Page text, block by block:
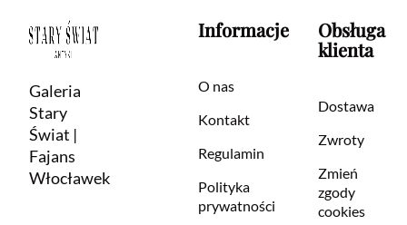
Galeria
Stary
Świat |
Fajans
Włocławek
Informacje
O nas
Kontakt
Regulamin
Polityka
prywatności
Obsługa
klienta
Dostawa
Zwroty
Zmień
zgody
cookies